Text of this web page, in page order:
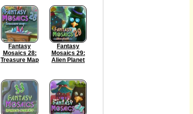
Fantasy
Mosaics 28:
Treasure Map
Fantasy
Mosaics 29:
Alien Planet